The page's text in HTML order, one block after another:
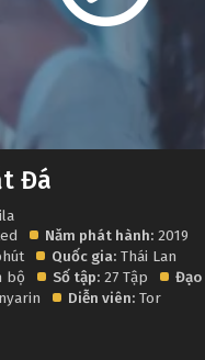
Đá
Năm phát hành: 2019
Quốc gia: Thái Lan
bộ Số tập: 27 Tập
Đạo
Diễn viên: Tor